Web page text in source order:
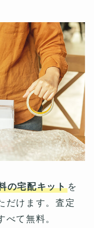
の宅配キットを
だけます。査定
べて無料。